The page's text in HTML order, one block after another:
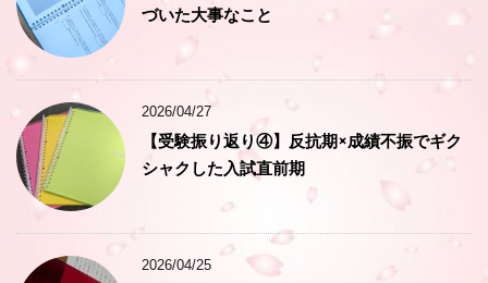
づいた大事なこと
2026/04/27
【受験振り返り④】反抗期×成績不振でギク
シャクした入試直前期
2026/04/25